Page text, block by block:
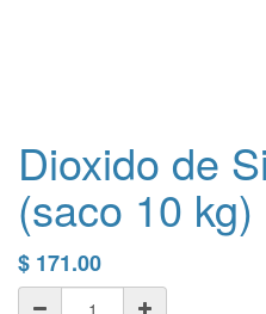
Dioxido de
(saco 10 kg)
$ 171.00